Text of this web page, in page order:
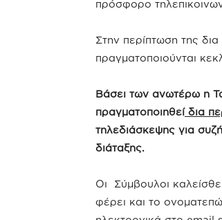
πρόσφορο
Στην περίπτωση της
πραγματοποιούνται
Βάσει των ανωτέρω η
πραγματοποιηθείδια
τηλεδιάσκεψης για
διάταξης.
Οι Σύμβουλοι
φέρει και το